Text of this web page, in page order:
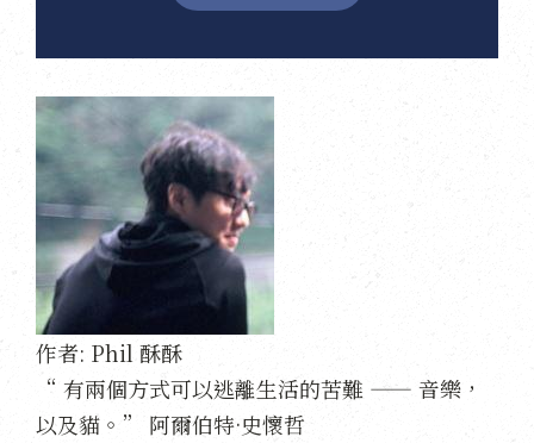
作者: Phil 酥酥
“ 有兩個方式可以逃離生活的苦難 —— 音樂，
以及貓。” 阿爾伯特·史懷哲